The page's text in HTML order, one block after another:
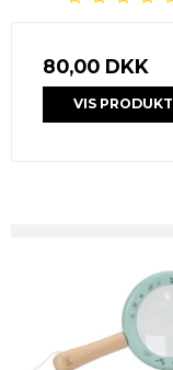
80,00 DKK
VIS PRODUKT